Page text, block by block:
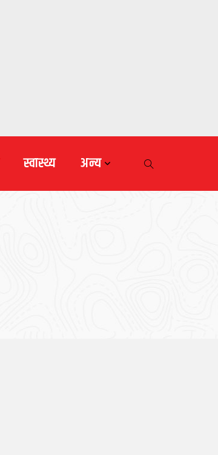
स्वास्थ्य अन्य